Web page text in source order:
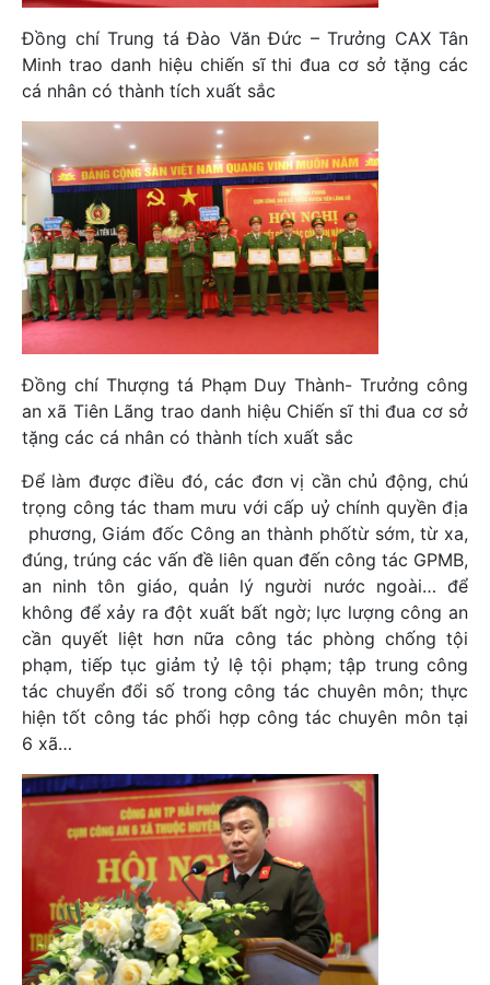
Đồng chí Trung tá Đào Văn Đức – Trưởng CAX Tân
Minh trao danh hiệu chiến sĩ thi đua cơ sở tặng các
cá nhân có thành tích xuất sắc
Đồng chí Thượng tá Phạm Duy Thành- Trưởng công
an xã Tiên Lãng trao danh hiệu Chiến sĩ thi đua cơ sở
tặng các cá nhân có thành tích xuất sắc
Để làm được điều đó, các đơn vị cần chủ động, chú
trọng công tác tham mưu với cấp uỷ chính quyền địa
phương, Giám đốc Công an thành phốtừ sớm, từ xa,
đúng, trúng các vấn đề liên quan đến công tác GPMB,
an ninh tôn giáo, quản lý người nước ngoài… để
không để xảy ra đột xuất bất ngờ; lực lượng công an
cần quyết liệt hơn nữa công tác phòng chống tội
phạm, tiếp tục giảm tỷ lệ tội phạm; tập trung công
tác chuyển đổi số trong công tác chuyên môn; thực
hiện tốt công tác phối hợp công tác chuyên môn tại
6 xã…